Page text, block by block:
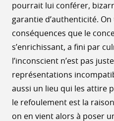
pourrait lui conférer,
garantie d’authenticité.
conséquences que le
s’enrichissant, a fini par
l’inconscient n’est pas
représentations
aussi un lieu qui les attire
le refoulement est la
on en vient alors à poser